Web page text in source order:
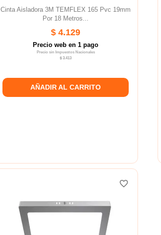
Cinta Aisladora 3M TEMFLEX 165 Pvc 19mm
Por 18 Metros...
$ 4.129
Precio web en 1 pago
Precio sin Impuestos Nacionales
$ 3.413
AÑADIR AL CARRITO
favorite_border